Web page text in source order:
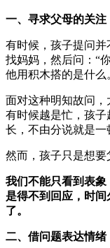
一、寻求父母的关注
有时候，孩子提问
找妈妈，然后问：“
他用积木搭的是什么
面对这种明知故问，
有时候越是忙，孩子
长，不由分说就是一
然而，孩子只是想要
我们不能只看到表
是得不到回应，时
了。
二、借问题表达情绪